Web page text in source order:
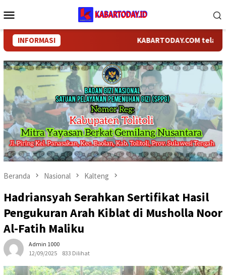
ke
Mobile
INFORMASI KABARTODAY.COM telah
Beranda Nasional Kalteng
Hadriansyah Serahkan Sertifikat Hasil
Pengukuran Arah Kiblat di Musholla Noor
Al-Fatih Maliku
Admin 1000
12/09/2025
833 Dilihat